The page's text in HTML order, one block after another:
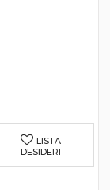
LISTA
DESIDERI